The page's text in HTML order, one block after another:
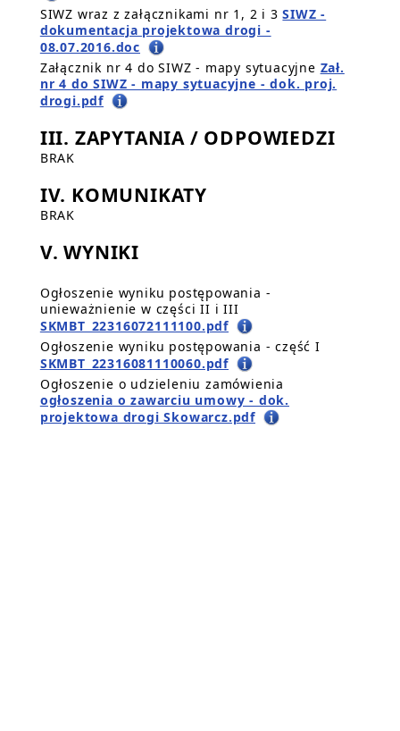
SIWZ wraz z załącznikami nr 1, 2 i 3SIWZ -
dokumentacja projektowa drogi -
08.07.2016.doc
Załącznik nr 4 do SIWZ - mapy sytuacyjne Zał.
nr 4 do SIWZ - mapy sytuacyjne - dok. proj.
drogi.pdf
III. ZAPYTANIA / ODPOWIEDZI
BRAK
IV. KOMUNIKATY
BRAK
V. WYNIKI
Ogłoszenie wyniku postępowania -
unieważnienie w części II i III
SKMBT_22316072111100.pdf
Ogłoszenie wyniku postępowania - część I
SKMBT_22316081110060.pdf
Ogłoszenie o udzieleniu zamówienia
ogłoszenia o zawarciu umowy - dok.
projektowa drogi Skowarcz.pdf